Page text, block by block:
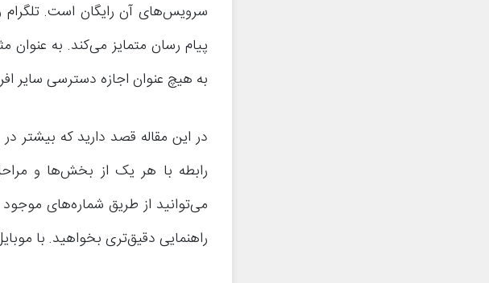
سرویس‌های آن رایگان است. تلگرام
پیام رسان متمایز می‌کند. به عنوان
به هیچ عنوان اجازه دسترسی سایر
در این مقاله قصد دارید که بیشتر
رابطه با هر یک از بخش‌ها و
می‌توانید از طریق شماره‌های
راهنمایی دقیق‌تری بخواهید. با